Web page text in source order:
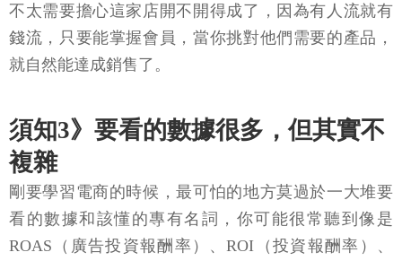
不太需要擔心這家店開不開得成了，因為有人流就有
錢流，只要能掌握會員，當你挑對他們需要的產品，
就自然能達成銷售了。
須知3》要看的數據很多，但其實不
複雜
剛要學習電商的時候，最可怕的地方莫過於一大堆要
看的數據和該懂的專有名詞，你可能很常聽到像是
ROAS（廣告投資報酬率）、ROI（投資報酬率）、